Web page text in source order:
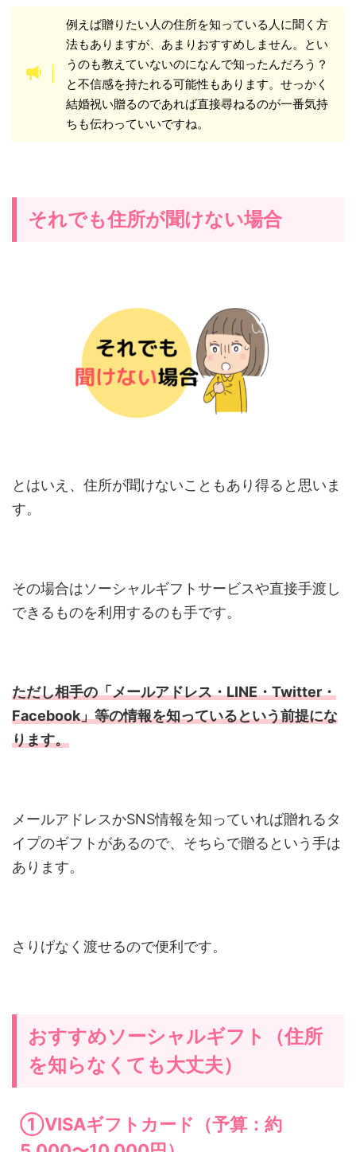
例えば贈りたい人の住所を知っている人に聞く方
法もありますが、あまりおすすめしません。とい
うのも教えていないのになんで知ったんだろう？
と不信感を持たれる可能性もあります。せっかく
結婚祝い贈るのであれば直接尋ねるのが一番気持
ちも伝わっていいですね。
それでも住所が聞けない場合
とはいえ、住所が聞けないこともあり得ると思いま
す。
その場合はソーシャルギフトサービスや直接手渡し
できるものを利用するのも手です。
ただし相手の「メールアドレス・LINE・Twitter・
Facebook」等の情報を知っているという前提にな
ります。
メールアドレスかSNS情報を知っていれば贈れるタ
イプのギフトがあるので、そちらで贈るという手は
あります。
さりげなく渡せるので便利です。
おすすめソーシャルギフト（住所
を知らなくても大丈夫）
①VISAギフトカード（予算：約